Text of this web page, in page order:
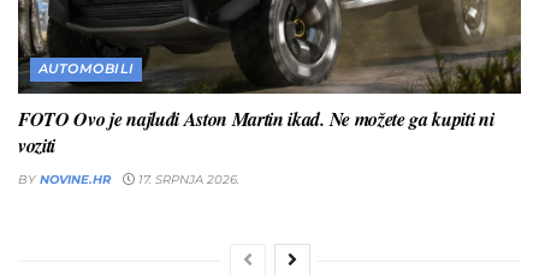
AUTOMOBILI
FOTO Ovo je najluđi Aston Martin ikad. Ne možete ga kupiti ni
voziti
BY NOVINE.HR 17. SRPNJA 2026.